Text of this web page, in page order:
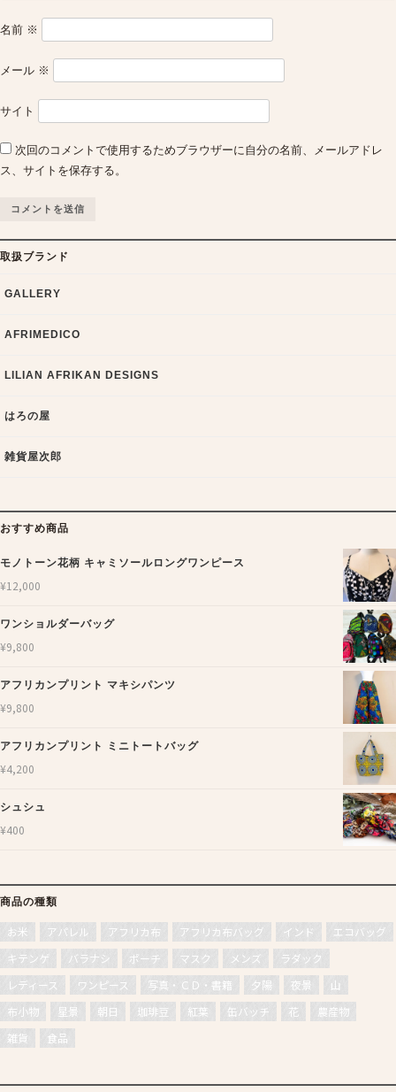
名前 ※
メール ※
サイト
次回のコメントで使用するためブラウザーに自分の名前、メールアドレ
ス、サイトを保存する。
取扱ブランド
GALLERY
AFRIMEDICO
LILIAN AFRIKAN DESIGNS
はろの屋
雑貨屋次郎
おすすめ商品
モノトーン花柄 キャミソールロングワンピース
¥12,000
ワンショルダーバッグ
¥9,800
アフリカンプリント マキシパンツ
¥9,800
アフリカンプリント ミニトートバッグ
¥4,200
シュシュ
¥400
商品の種類
お米 アパレル アフリカ布 アフリカ布バッグ インド
エコバッグ
キテンゲ
バラナシ ポーチ マスク メンズ
ラダック
レディース
ワンピース 写真・ＣＤ・書籍 夕陽 夜景
山
布小物
星景 朝日 珈琲豆 紅葉 缶バッチ 花
農産物
雑貨
食品